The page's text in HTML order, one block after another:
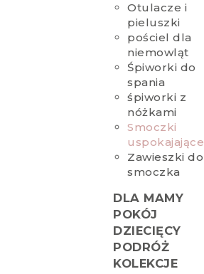
Otulacze i
pieluszki
pościel dla
niemowląt
Śpiworki do
spania
śpiworki z
nóżkami
Smoczki
uspokajające
Zawieszki do
smoczka
DLA MAMY
POKÓJ
DZIECIĘCY
PODRÓŻ
KOLEKCJE